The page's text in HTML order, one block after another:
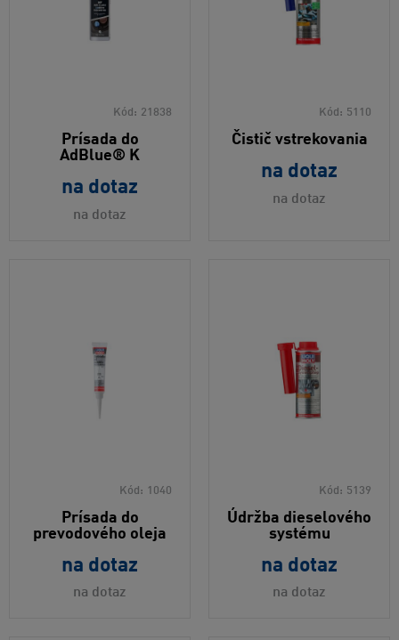
Kód: 21838
Prísada do
AdBlue® K
na dotaz
na dotaz
Kód: 5110
Čistič vstrekovania
na dotaz
na dotaz
Kód: 1040
Prísada do
prevodového oleja
na dotaz
na dotaz
Kód: 5139
Údržba dieselového
systému
na dotaz
na dotaz